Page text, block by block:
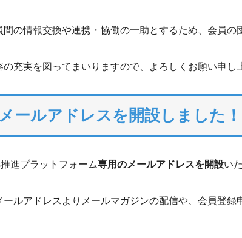
の情報交換や連携・協働の一助とするため、会員の
充実を図ってまいりますので、よろしくお願い申し
ールアドレスを開設しました！
進プラットフォーム専用のメールアドレスを開設い
ルアドレスよりメールマガジンの配信や、会員登